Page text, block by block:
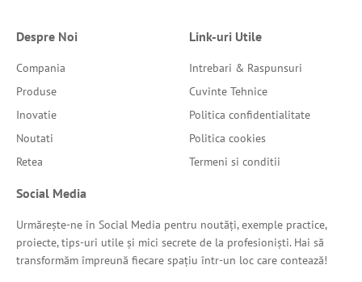
Despre Noi
Compania
Produse
Inovatie
Noutati
Retea
Link-uri Utile
Intrebari & Raspunsuri
Cuvinte Tehnice
Politica confidentialitate
Politica cookies
Termeni si conditii
Social Media
Urmărește-ne în Social Media pentru noutăți, exemple practice,
proiecte, tips-uri utile și mici secrete de la profesioniști. Hai să
transformăm împreună fiecare spațiu într-un loc care contează!